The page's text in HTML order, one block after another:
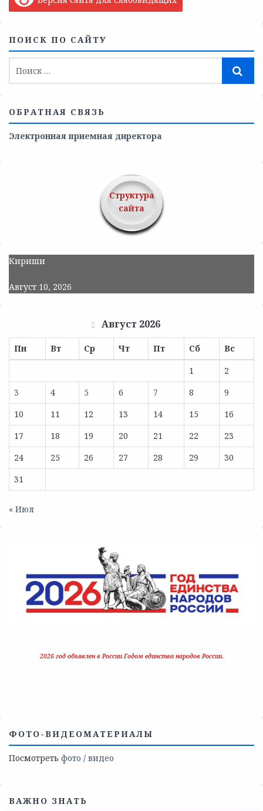
ПОИСК ПО САЙТУ
ОБРАТНАЯ СВЯЗЬ
Электронная приемная директора
Структура
сайта
Кириши
Август 10, 2026
Август 2026
Пн Вт Ср Чт Пт Сб
Вс
1
2
3
4 5 6 7 8
9
10
11 12 13 14 15
16
17
18 19 20 21 22
23
24
25 26 27 28 29
30
31
« Июл
2026 год объявлен в России Годом единства народов России.
ФОТО-ВИДЕОМАТЕРИАЛЫ
Посмотреть фото / видео
ВАЖНО ЗНАТЬ